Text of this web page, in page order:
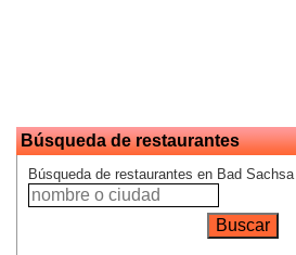
Búsqueda de restaurantes
Búsqueda de restaurantes en Bad Sachsa